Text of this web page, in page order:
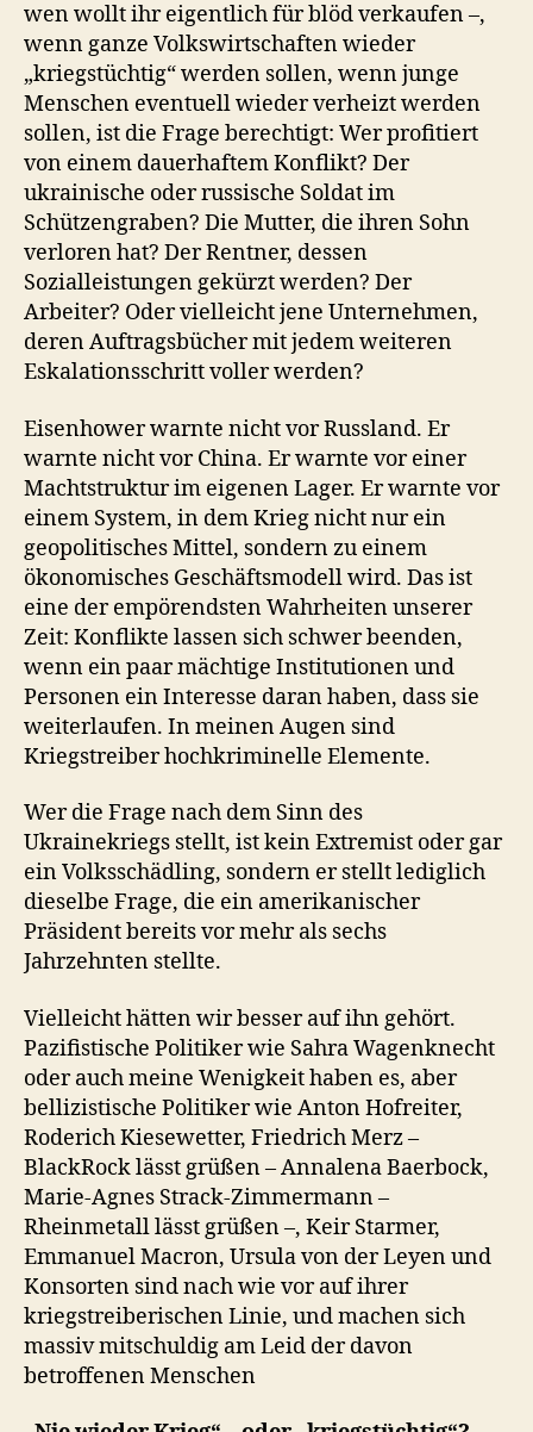
wen wollt ihr eigentlich für blöd verkaufen –,
wenn ganze Volkswirtschaften wieder
„kriegstüchtig“ werden sollen, wenn junge
Menschen eventuell wieder verheizt werden
sollen, ist die Frage berechtigt: Wer profitiert
von einem dauerhaftem Konflikt? Der
ukrainische oder russische Soldat im
Schützengraben? Die Mutter, die ihren Sohn
verloren hat? Der Rentner, dessen
Sozialleistungen gekürzt werden? Der
Arbeiter? Oder vielleicht jene Unternehmen,
deren Auftragsbücher mit jedem weiteren
Eskalationsschritt voller werden?
Eisenhower warnte nicht vor Russland. Er
warnte nicht vor China. Er warnte vor einer
Machtstruktur im eigenen Lager. Er warnte vor
einem System, in dem Krieg nicht nur ein
geopolitisches Mittel, sondern zu einem
ökonomisches Geschäftsmodell wird. Das ist
eine der empörendsten Wahrheiten unserer
Zeit: Konflikte lassen sich schwer beenden,
wenn ein paar mächtige Institutionen und
Personen ein Interesse daran haben, dass sie
weiterlaufen. In meinen Augen sind
Kriegstreiber hochkriminelle Elemente.
Wer die Frage nach dem Sinn des
Ukrainekriegs stellt, ist kein Extremist oder gar
ein Volksschädling, sondern er stellt lediglich
dieselbe Frage, die ein amerikanischer
Präsident bereits vor mehr als sechs
Jahrzehnten stellte.
Vielleicht hätten wir besser auf ihn gehört.
Pazifistische Politiker wie Sahra Wagenknecht
oder auch meine Wenigkeit haben es, aber
bellizistische Politiker wie Anton Hofreiter,
Roderich Kiesewetter, Friedrich Merz –
BlackRock lässt grüßen – Annalena Baerbock,
Marie-Agnes Strack-Zimmermann –
Rheinmetall lässt grüßen –, Keir Starmer,
Emmanuel Macron, Ursula von der Leyen und
Konsorten sind nach wie vor auf ihrer
kriegstreiberischen Linie, und machen sich
massiv mitschuldig am Leid der davon
betroffenen Menschen